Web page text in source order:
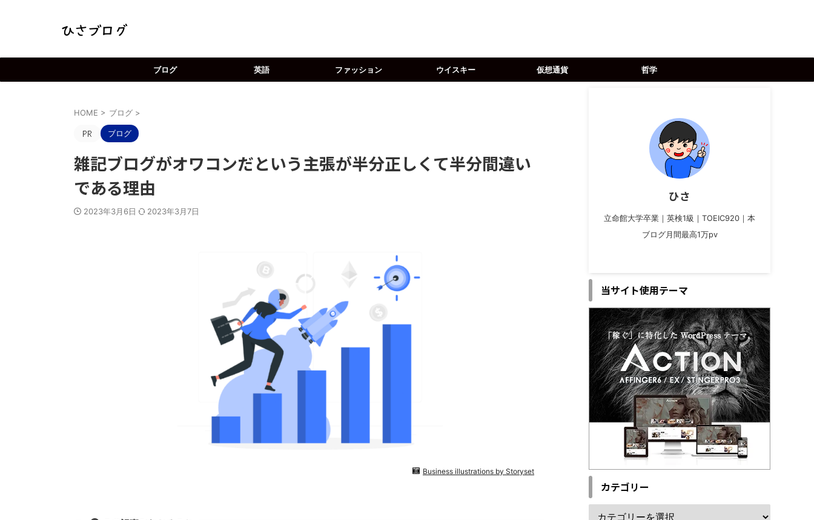
ブログ 英語 ファッション ウイスキー 仮想通貨 哲学
HOME > ブログ >
ブログ
雑記ブログがオワコンだという主張が半分正しくて半分間違い
である理由
2023年3月6日 2023年3月7日
Business illustrations by Storyset
ひさ
立命館大学卒業｜英検1級｜TOEIC920｜本
ブログ月間最高1万pv
当サイト使用テーマ
カテゴリー